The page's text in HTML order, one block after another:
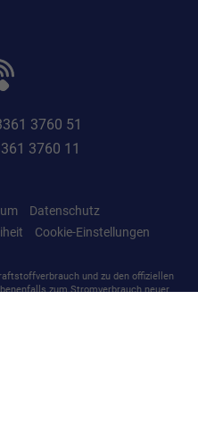
3760 51
3760 11
Datenschutz
Cookie-Einstellungen
und zu den offiziellen
zum Stromverbrauch neuer